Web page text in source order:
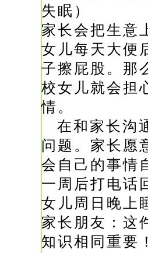
失眠）
家长会把生
女儿每天大便
子擦屁股。那
校女儿就会担
情。
在和家长沟
问题。家长愿
会自己的事情
一周后打电话
女儿周日晚上
家长朋友：这
知识相同重要